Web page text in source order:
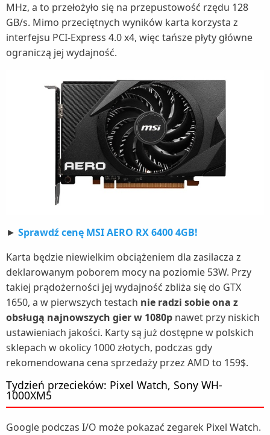
MHz, a to przełożyło się na przepustowość rzędu 128
GB/s. Mimo przeciętnych wyników karta korzysta z
interfejsu PCI-Express 4.0 x4, więc tańsze płyty główne
ograniczą jej wydajność.
► Sprawdź cenę MSI AERO RX 6400 4GB!
Karta będzie niewielkim obciążeniem dla zasilacza z
deklarowanym poborem mocy na poziomie 53W. Przy
takiej prądożerności jej wydajność zbliża się do GTX
1650, a w pierwszych testach nie radzi sobie ona z
obsługą najnowszych gier w 1080p nawet przy niskich
ustawieniach jakości. Karty są już dostępne w polskich
sklepach w okolicy 1000 złotych, podczas gdy
rekomendowana cena sprzedaży przez AMD to 159$.
Tydzień przecieków: Pixel Watch, Sony WH-
1000XM5
Google podczas I/O może pokazać zegarek Pixel Watch.